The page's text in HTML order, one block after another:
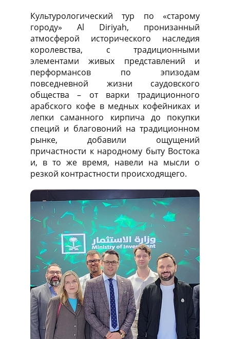
Культурологический тур по «старому
городу» Al Diriyah, пронизанный
атмосферой исторического наследия
королевства, с традиционными
элементами живых представлений и
перформансов по эпизодам
повседневной жизни саудовского
общества – от варки традиционного
арабского кофе в медных кофейниках и
лепки саманного кирпича до покупки
специй и благовоний на традиционном
рынке, добавили ощущений
причастности к народному быту Востока
и, в то же время, навели на мысли о
резкой контрастности происходящего.